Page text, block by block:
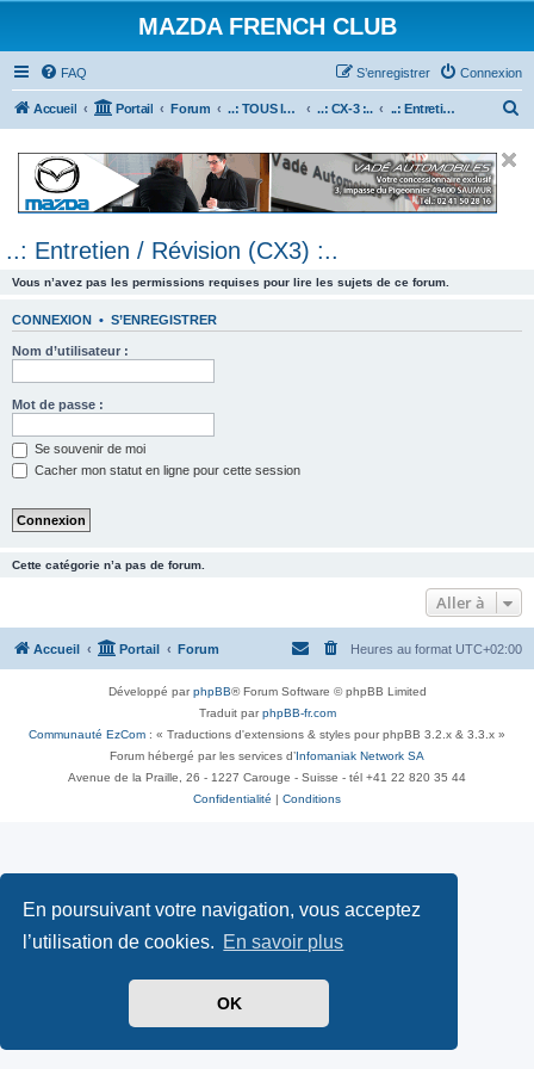
En poursuivant votre navigation, vous acceptez
l’utilisation de cookies. En savoir plus
OK
MAZDA FRENCH CLUB
FAQ Connexion
S’enregistrer
Accueil Portail Forum ..: TOUS les Véhicules MAZDA :.. ..: CX-3 :.. ..: Entretien / Révision (CX3) :..
e
..: Entretien / Révision (CX3) :..
Vous n’avez pas les permissions requises pour lire les sujets de ce forum.
CONNEXION • S’ENREGISTRER
Nom d’utilisateur :
Mot de passe :
Se souvenir de moi
Cacher mon statut en ligne pour cette session
Cette catégorie n’a pas de forum.
Aller à
Accueil Portail Forum Heures au format UTC+02:00
Développé parphpBB® Forum Software © phpBB Limited
Traduit parphpBB-fr.com
Communauté EzCom : « Traductions d'extensions & styles pour phpBB 3.2.x & 3.3.x »
Forum hébergé par les services d’ Infomaniak Network SA
Avenue de la Praille, 26 - 1227 Carouge - Suisse - tél +41 22 820 35 44
Confidentialité
Conditions